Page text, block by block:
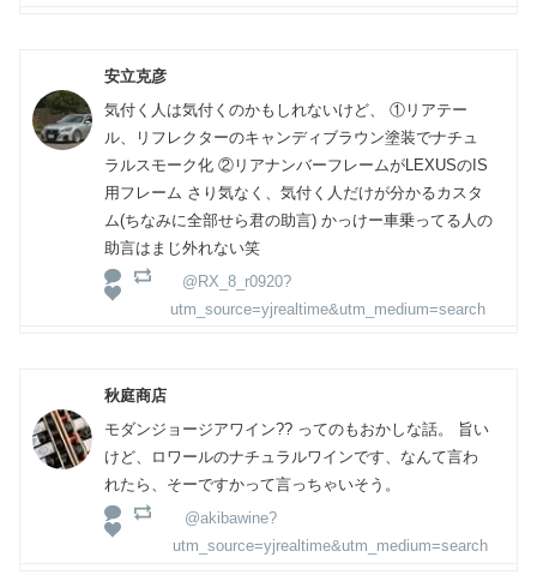
安立克彦
気付く人は気付くのかもしれないけど、 ①リアテー
ル、リフレクターのキャンディブラウン塗装でナチュ
ラルスモーク化 ②リアナンバーフレームがLEXUSのIS
用フレーム さり気なく、気付く人だけが分かるカスタ
ム(ちなみに全部せら君の助言) かっけー車乗ってる人の
助言はまじ外れない笑
@RX_8_r0920?
utm_source=yjrealtime&utm_medium=search
秋庭商店
モダンジョージアワイン?? ってのもおかしな話。 旨い
けど、ロワールのナチュラルワインです、なんて言わ
れたら、そーですかって言っちゃいそう。
@akibawine?
utm_source=yjrealtime&utm_medium=search